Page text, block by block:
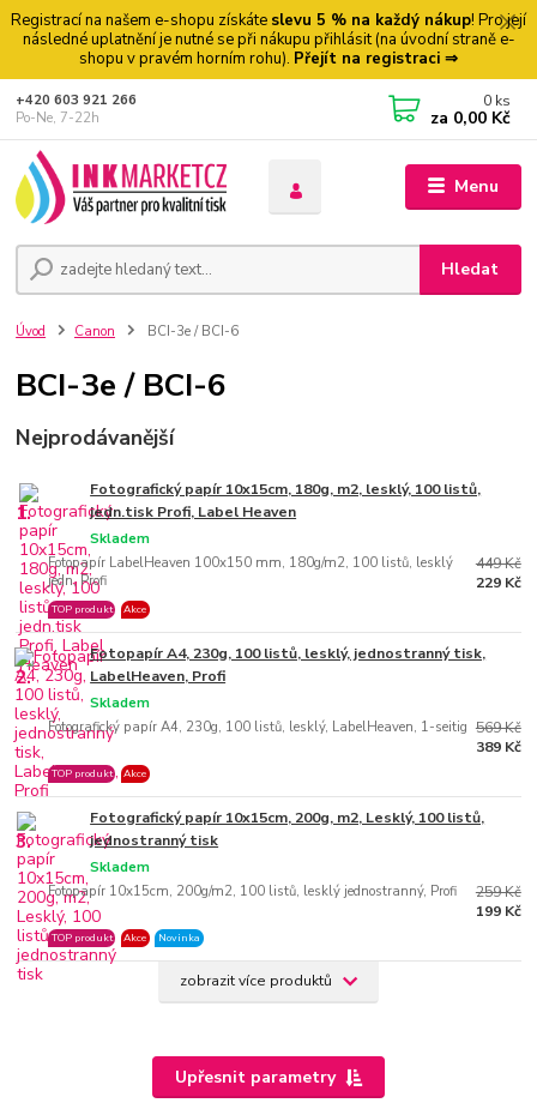
Registrací na našem e-shopu získáte slevu 5 % na každý nákup! Pro její
následné uplatnění je nutné se při nákupu přihlásit (na úvodní straně e-
shopu v pravém horním rohu). Přejít na registraci ⇒
Menu
Hledat
+420 603 921 266
Po-Ne, 7-22h
0 ks
za 0,00 Kč
Úvod Canon BCI-3e / BCI-6
BCI-3e / BCI-6
Nejprodávanější
1.
Fotografický papír 10x15cm, 180g, m2, lesklý, 100 listů,
jedn.tisk Profi, Label Heaven
Fotopapír LabelHeaven 100x150 mm, 180g/m2, 100 listů, lesklý
jedn, Profi
Skladem
TOP produkt Akce
449 Kč
229 Kč
2.
Fotopapír A4, 230g, 100 listů, lesklý, jednostranný tisk,
LabelHeaven, Profi
Fotografický papír A4, 230g, 100 listů, lesklý, LabelHeaven, 1-seitig
Skladem
TOP produkt Akce
569 Kč
389 Kč
3.
Fotografický papír 10x15cm, 200g, m2, Lesklý, 100 listů,
jednostranný tisk
Fotopapír 10x15cm, 200g/m2, 100 listů, lesklý jednostranný, Profi
Skladem
TOP produkt Akce Novinka
259 Kč
199 Kč
zobrazit více produktů
Upřesnit parametry